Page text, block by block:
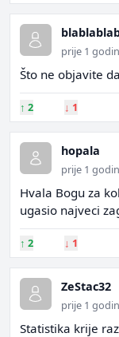
prije 1
Što ne objavite
↑ 2 ↓ 1
hopala
prije 1
Hvala Bogu za
ugasio najveci
↑ 2 ↓ 1
ZeStac32
prije 1
Statistika krije